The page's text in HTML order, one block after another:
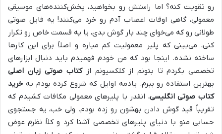
رو تقویت کنه؟ اما راستش رو بخواهید، پخش‌کننده‌های موسیقی
معمولی، گاهی اوقات اعصاب آدم رو خرد می‌کنند! یه فایل صوتی
طولانی رو که می‌خوای چند بار گوش بدی، یا یه قسمت خاص رو تکرار
کنی، می‌بینی که پلیر معمولیت کم میاره و اصلاً برای این کارها
ساخته نشده. اینجا بود که من خودم فهمیدم باید دنبال ابزارهای
تخصصی بگردم تا بتونم از کلکسیونم ازکتاب صوتی زبان اصلی
بهترین استفاده رو ببرم. یادمه اوایل که شروع کرده بودم به خرید
کتاب صوتی انگلیسی، انقدر با پلیرهای معمولی مکافات کشیدم که
تقریباً قید گوش دادن بهشون رو زده بودم. ولی خب، یه جستجوی
حسابی منو با دنیای پلیرهای تخصصی آشنا کرد و کلاً نظرم عوض